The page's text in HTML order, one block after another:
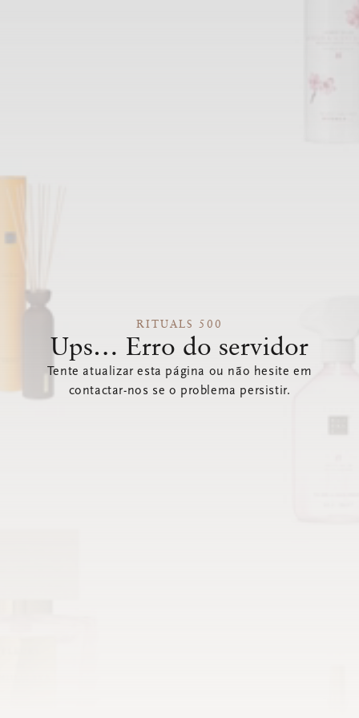
RITUALS 500
Ups… Erro do servidor
Tente atualizar esta página ou não hesite em
contactar-nos se o problema persistir.